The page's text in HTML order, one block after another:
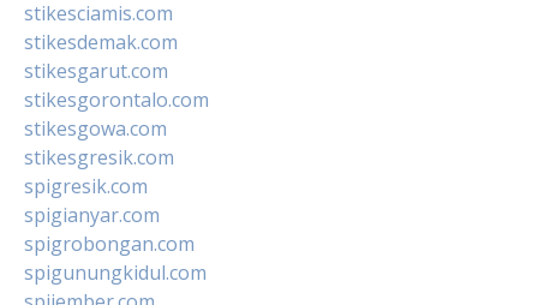
stikesciamis.com
stikesdemak.com
stikesgarut.com
stikesgorontalo.com
stikesgowa.com
stikesgresik.com
spigresik.com
spigianyar.com
spigrobongan.com
spigunungkidul.com